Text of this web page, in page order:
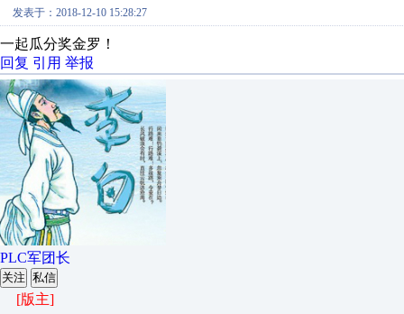
发表于：2018-12-10 15:28:27
一起瓜分奖金罗！
回复 引用 举报
PLC军团长
关注 私信
[版主]